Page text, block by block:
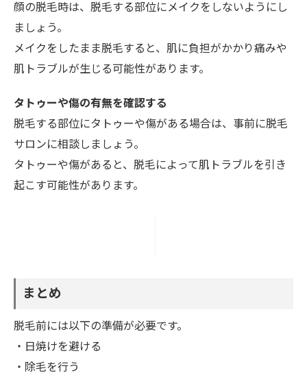
顔の脱毛時は、脱毛する部位にメイクをしないようにし
ましょう。
メイクをしたまま脱毛すると、肌に負担がかかり痛みや
肌トラブルが生じる可能性があります。
タトゥーや傷の有無を確認する
脱毛する部位にタトゥーや傷がある場合は、事前に脱毛
サロンに相談しましょう。
タトゥーや傷があると、脱毛によって肌トラブルを引き
起こす可能性があります。
まとめ
脱毛前には以下の準備が必要です。
・日焼けを避ける
・除毛を行う